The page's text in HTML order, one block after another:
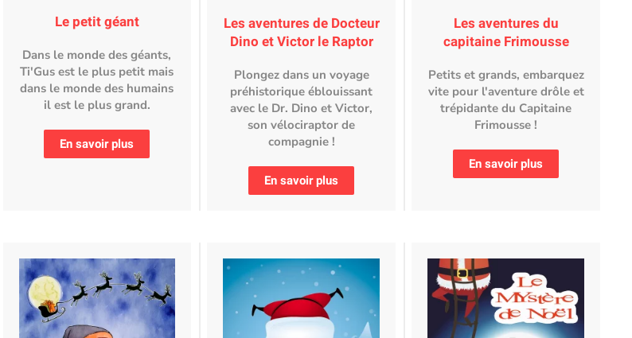
Le petit géant
Dans le monde des géants,
Ti'Gus est le plus petit mais
dans le monde des humains
il est le plus grand.
En savoir plus
Les aventures de Docteur
Dino et Victor le Raptor
Plongez dans un voyage
préhistorique éblouissant
avec le Dr. Dino et Victor,
son vélociraptor de
compagnie !
En savoir plus
Les aventures du
capitaine Frimousse
Petits et grands, embarquez
vite pour l'aventure drôle et
trépidante du Capitaine
Frimousse !
En savoir plus